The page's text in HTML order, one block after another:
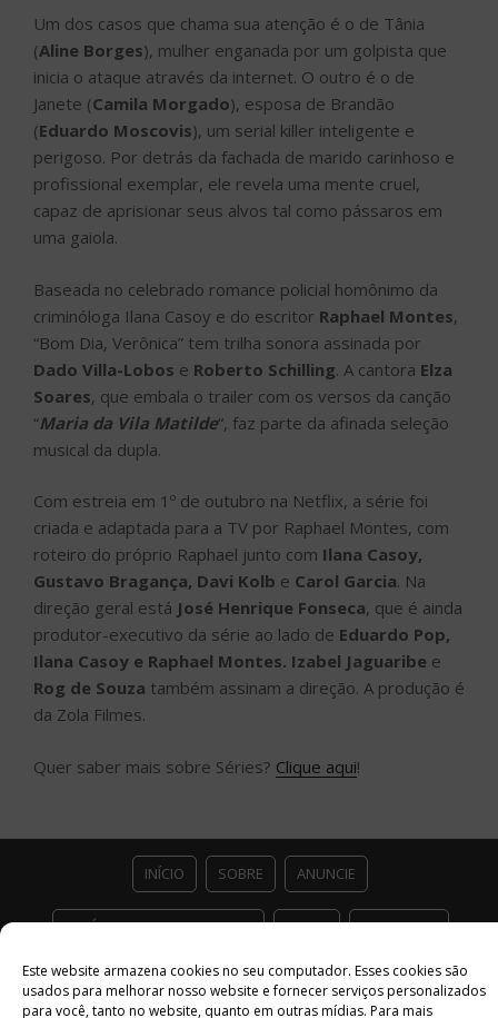
Este website armazena cookies no seu computador. Esses cookies são
usados ​​para melhorar nosso website e fornecer serviços personalizados
para você, tanto no website, quanto em outras mídias. Para mais
Um dos casos que chama sua atenção é o de Tânia
(Aline Borges), mulher enganada por um golpista que
inicia o ataque através da internet. O outro é o de
Janete (Camila Morgado), esposa de Brandão
(Eduardo Moscovis), um serial killer inteligente e
perigoso. Por detrás da fachada de marido carinhoso e
profissional exemplar, ele revela uma mente cruel,
capaz de aprisionar seus alvos tal como pássaros em
uma gaiola.
Baseada no celebrado romance policial homônimo da
criminóloga Ilana Casoy e do escritor Raphael Montes,
“Bom Dia, Verônica” tem trilha sonora assinada por
Dado Villa-Lobos e Roberto Schilling. A cantora Elza
Soares, que embala o trailer com os versos da canção
“Maria da Vila Matilde“, faz parte da afinada seleção
musical da dupla.
Com estreia em 1º de outubro na Netflix, a série foi
criada e adaptada para a TV por Raphael Montes, com
roteiro do próprio Raphael junto com Ilana Casoy,
Gustavo Bragança, Davi Kolb e Carol Garcia. Na
direção geral está José Henrique Fonseca, que é ainda
produtor-executivo da série ao lado de Eduardo Pop,
Ilana Casoy e Raphael Montes. Izabel Jaguaribe e
Rog de Souza também assinam a direção. A produção é
da Zola Filmes.
Quer saber mais sobre Séries? Clique aqui!
INÍCIO SOBRE ANUNCIE
ESTÚDIO ACESSO CULTURAL GUIAS PARCEIROS
CONTATO POLÍTICA DE PRIVACIDADE